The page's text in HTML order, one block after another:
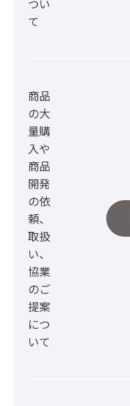
て
商品
の大
量購
入や
商品
開発
の依
頼、
取扱
い、
協業
のご
提案
につ
いて